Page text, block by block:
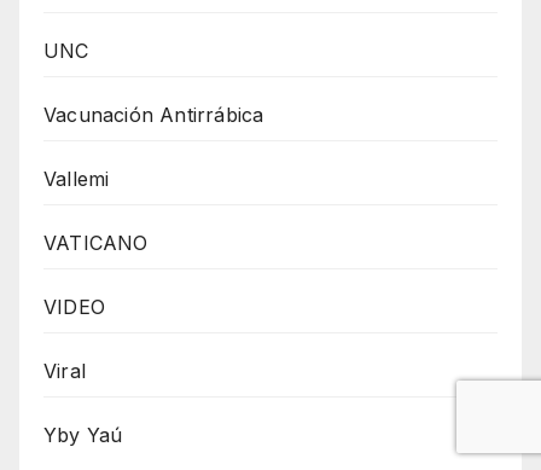
UNC
Vacunación Antirrábica
Vallemi
VATICANO
VIDEO
Viral
Yby Yaú